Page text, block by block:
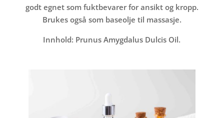
godt egnet som fuktbevarer for ansikt og kropp.
Brukes også som baseolje til massasje.
Innhold: Prunus Amygdalus Dulcis Oil.